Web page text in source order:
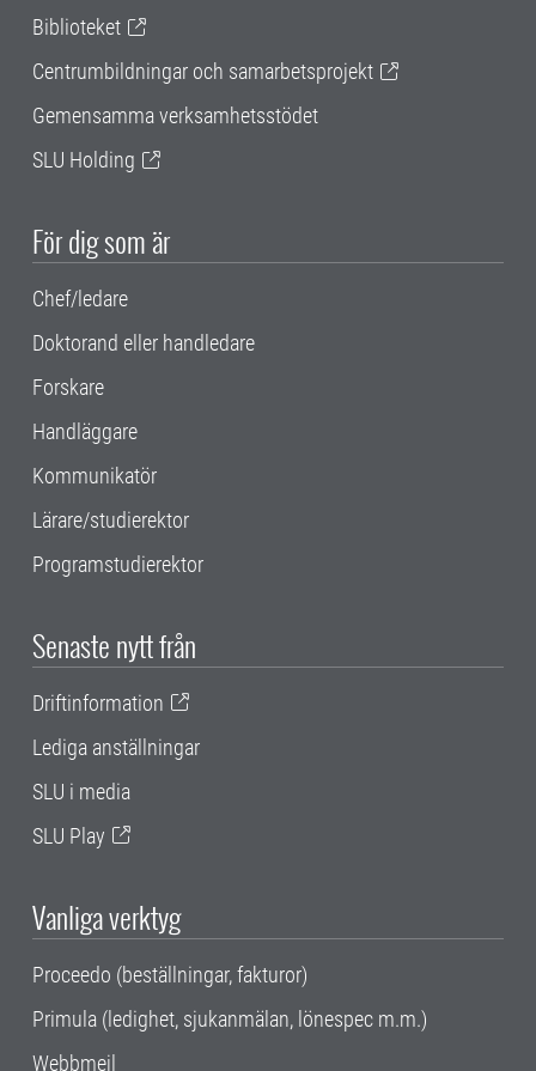
Biblioteket
Centrumbildningar och samarbetsprojekt
Gemensamma verksamhetsstödet
SLU Holding
För dig som är
Chef/ledare
Doktorand eller handledare
Forskare
Handläggare
Kommunikatör
Lärare/studierektor
Programstudierektor
Senaste nytt från
Driftinformation
Lediga anställningar
SLU i media
SLU Play
Vanliga verktyg
Proceedo (beställningar, fakturor)
Primula (ledighet, sjukanmälan, lönespec m.m.)
Webbmejl